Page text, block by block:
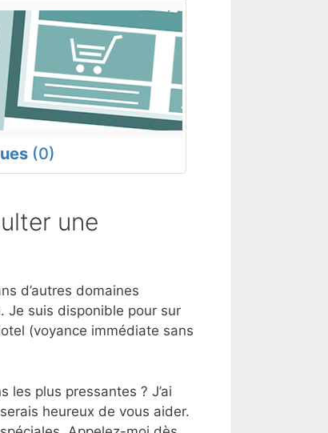
(0)
une
d’autres domaines
Je suis disponible pour sur
(voyance immédiate sans
les plus pressantes ? J’ai
heureux de vous aider.